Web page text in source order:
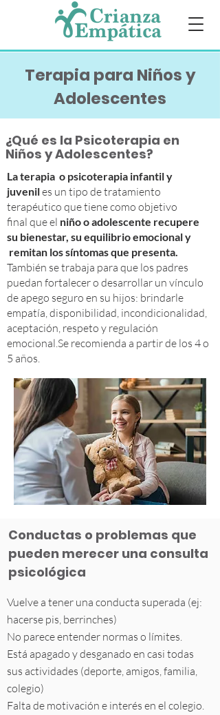
¿Qué es la Psicoterapia en
Niños yAdolescentes?
La terapia o psicoterapia infantil y
juveniles un tipo de tratamiento
terapéutico que tiene como objetivo
final que el niño o adolescente recupere
su bienestar, su equilibrio emocional y
remitan los síntomas que presenta.
También se trabaja para que los padres
puedan fortalecer o desarrollar un vínculo
de apego seguro en su hijos: brindarle
empatía, disponibilidad, incondicionalidad,
aceptación, respeto y regulación
emocional.Se recomienda a partir de los 4 o
5 años.
Terapia para Niños y
Adolescentes
Conductas o problemas que
pueden merecer una consulta
psicológica
Vuelve a tener una conducta superada (ej:
hacerse pis, berrinches)
No parece entender normas o límites.
Está apagado y desganado en casi todas
sus actividades (deporte, amigos, familia,
colegio)
Falta de motivación e interés en el colegio.